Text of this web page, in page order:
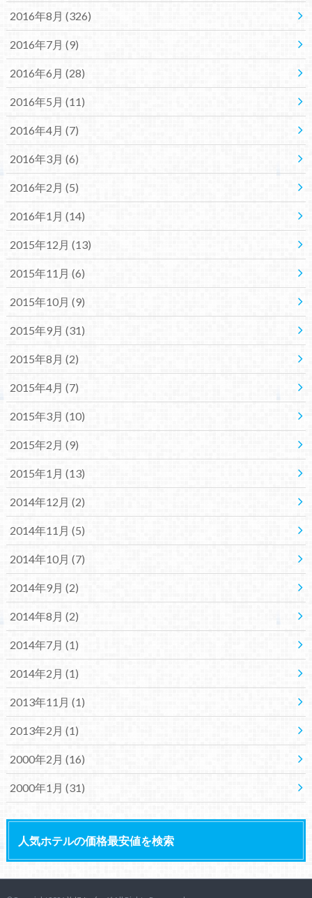
2016年8月 (326)
2016年7月 (9)
2016年6月 (28)
2016年5月 (11)
2016年4月 (7)
2016年3月 (6)
2016年2月 (5)
2016年1月 (14)
2015年12月 (13)
2015年11月 (6)
2015年10月 (9)
2015年9月 (31)
2015年8月 (2)
2015年4月 (7)
2015年3月 (10)
2015年2月 (9)
2015年1月 (13)
2014年12月 (2)
2014年11月 (5)
2014年10月 (7)
2014年9月 (2)
2014年8月 (2)
2014年7月 (1)
2014年2月 (1)
2013年11月 (1)
2013年2月 (1)
2000年2月 (16)
2000年1月 (31)
人気ホテルの価格最安値を検索